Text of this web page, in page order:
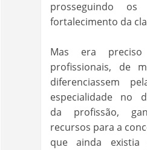
prosseguindo
fortalecimento da
Mas era
profissionais, de
diferenciassem
especialidade no
da profissão,
recursos para a
que ainda